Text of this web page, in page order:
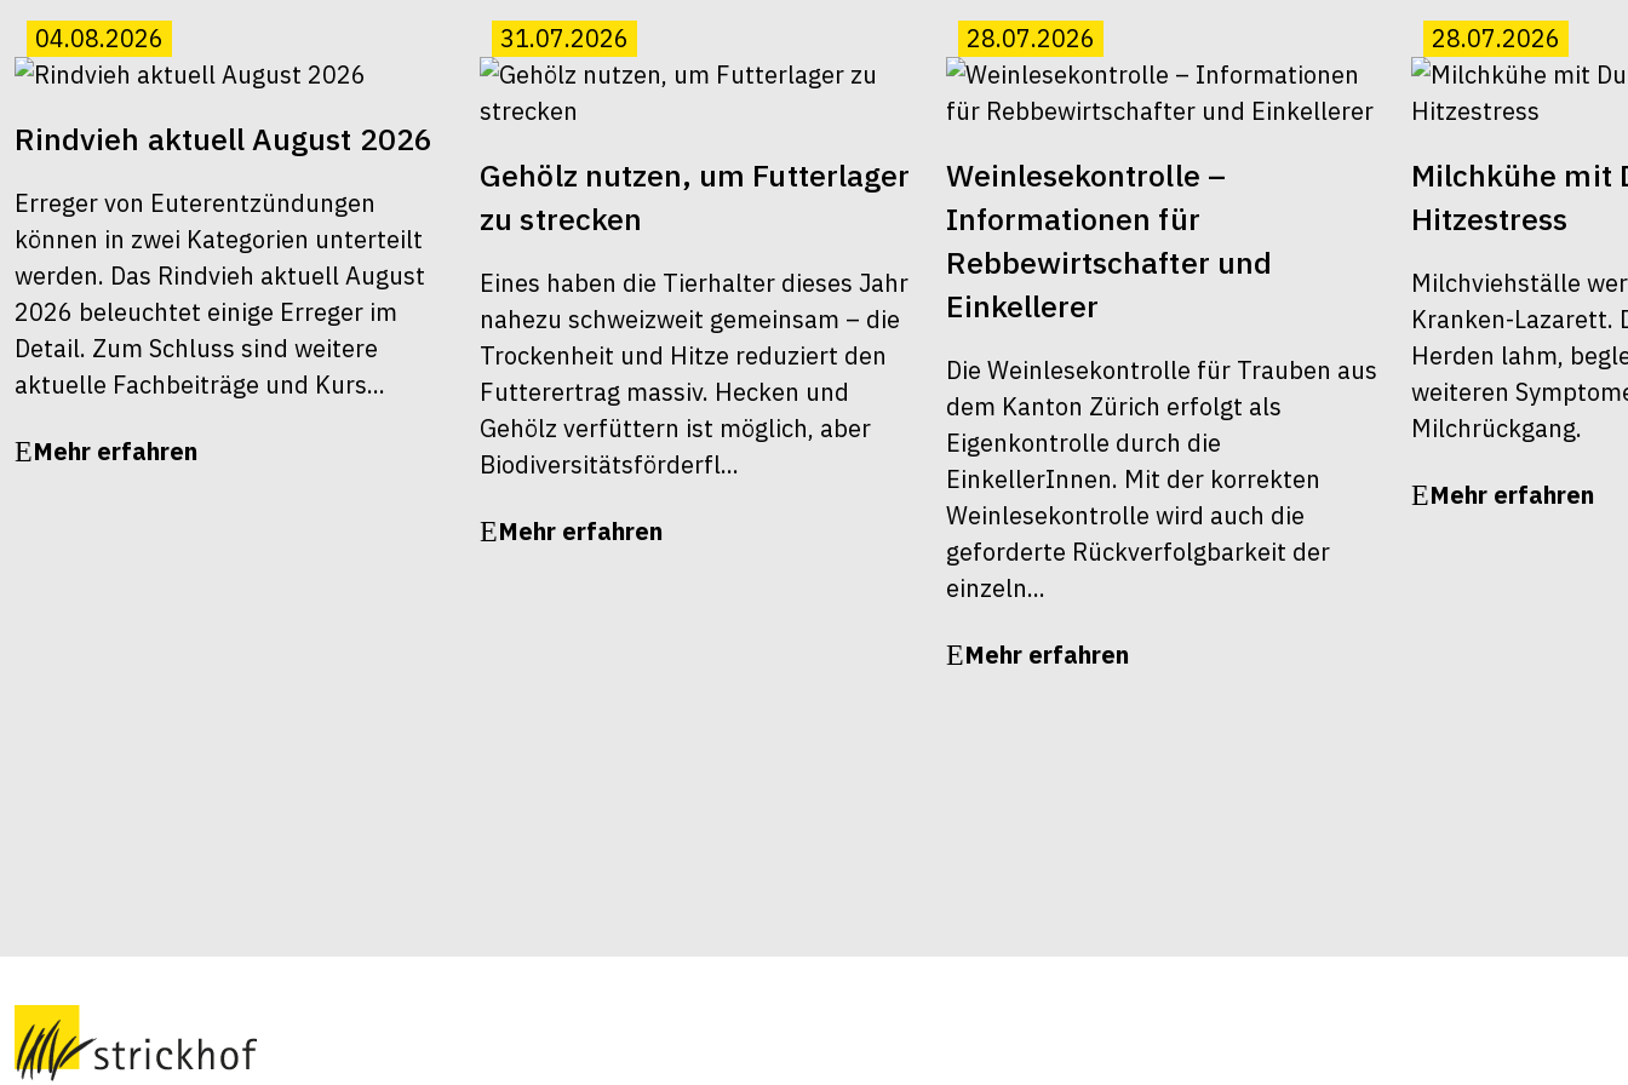
04.08.2026
Rindvieh aktuell August 2026
Erreger von Euterentzündungen
können in zwei Kategorien unterteilt
werden. Das Rindvieh aktuell August
2026 beleuchtet einige Erreger im
Detail. Zum Schluss sind weitere
aktuelle Fachbeiträge und Kurs...
Mehr erfahren
31.07.2026
Gehölz nutzen, um Futterlager
zu strecken
Eines haben die Tierhalter dieses Jahr
nahezu schweizweit gemeinsam – die
Trockenheit und Hitze reduziert den
Futterertrag massiv. Hecken und
Gehölz verfüttern ist möglich, aber
Biodiversitätsförderfl...
Mehr erfahren
28.07.2026
Weinlesekontrolle –
Informationen für
Rebbewirtschafter und
Einkellerer
Die Weinlesekontrolle für Trauben aus
dem Kanton Zürich erfolgt als
Eigenkontrolle durch die
EinkellerInnen. Mit der korrekten
Weinlesekontrolle wird auch die
geforderte Rückverfolgbarkeit der
einzeln...
Mehr erfahren
28.07.2026
Milchkühe mit
Hitzestress
Milchviehställe
Kranken-Lazarett.
Herden lahm,
weiteren
Milchrückgang.
Mehr erfahren